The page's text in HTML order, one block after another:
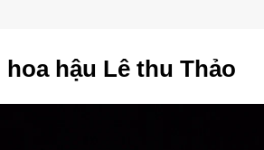
hoa hậu Lê thu Thảo